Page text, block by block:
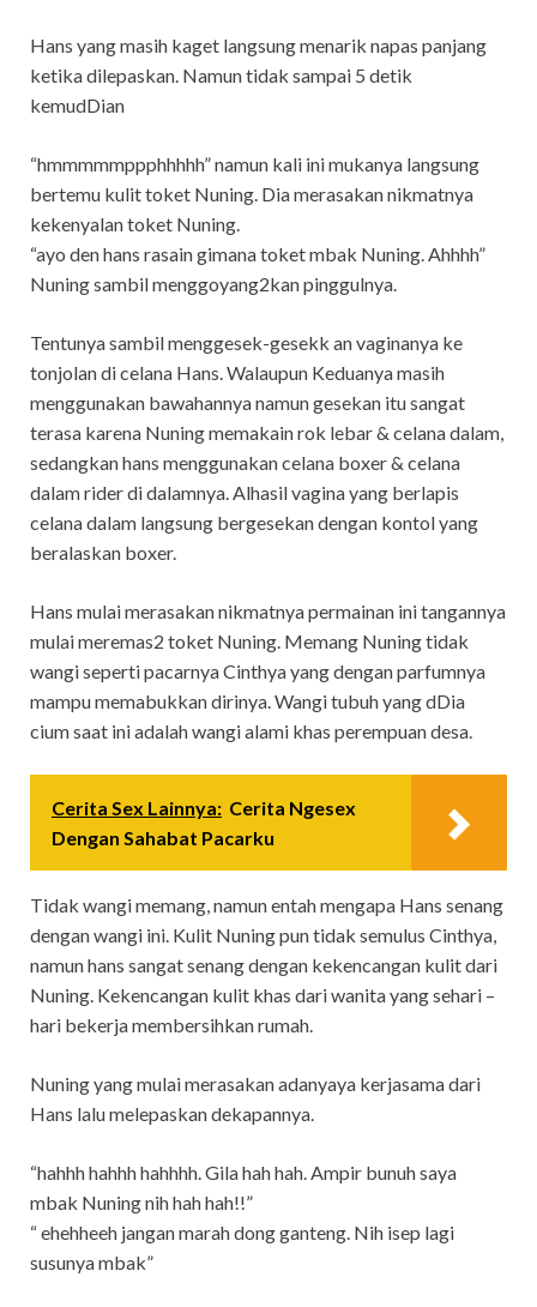
Hans yang masih kaget langsung menarik napas panjang
ketika dilepaskan. Namun tidak sampai 5 detik
kemudDian
“hmmmmmppphhhhh” namun kali ini mukanya langsung
bertemu kulit toket Nuning. Dia merasakan nikmatnya
kekenyalan toket Nuning.
“ayo den hans rasain gimana toket mbak Nuning. Ahhhh”
Nuning sambil menggoyang2kan pinggulnya.
Tentunya sambil menggesek-gesekk an vaginanya ke
tonjolan di celana Hans. Walaupun Keduanya masih
menggunakan bawahannya namun gesekan itu sangat
terasa karena Nuning memakain rok lebar & celana dalam,
sedangkan hans menggunakan celana boxer & celana
dalam rider di dalamnya. Alhasil vagina yang berlapis
celana dalam langsung bergesekan dengan kontol yang
beralaskan boxer.
Hans mulai merasakan nikmatnya permainan ini tangannya
mulai meremas2 toket Nuning. Memang Nuning tidak
wangi seperti pacarnya Cinthya yang dengan parfumnya
mampu memabukkan dirinya. Wangi tubuh yang dDia
cium saat ini adalah wangi alami khas perempuan desa.
Cerita Sex Lainnya: Cerita Ngesex
Dengan Sahabat Pacarku
Tidak wangi memang, namun entah mengapa Hans senang
dengan wangi ini. Kulit Nuning pun tidak semulus Cinthya,
namun hans sangat senang dengan kekencangan kulit dari
Nuning. Kekencangan kulit khas dari wanita yang sehari –
hari bekerja membersihkan rumah.
Nuning yang mulai merasakan adanyaya kerjasama dari
Hans lalu melepaskan dekapannya.
“hahhh hahhh hahhhh. Gila hah hah. Ampir bunuh saya
mbak Nuning nih hah hah!!”
“ ehehheeh jangan marah dong ganteng. Nih isep lagi
susunya mbak”